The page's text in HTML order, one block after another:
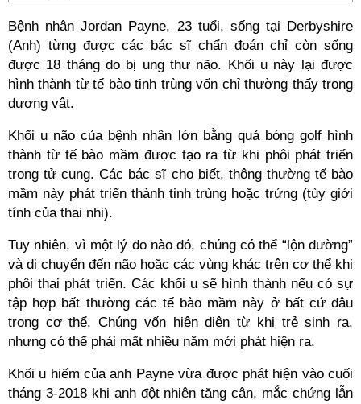
Bệnh nhân Jordan Payne, 23 tuổi, sống tại Derbyshire
(Anh) từng được các bác sĩ chẩn đoán chỉ còn sống
được 18 tháng do bị ung thư não. Khối u này lại được
hình thành từ tế bào tinh trùng vốn chỉ thường thấy trong
dương vật.
Khối u não của bệnh nhân lớn bằng quả bóng golf hình
thành từ tế bào mầm được tạo ra từ khi phôi phát triển
trong tử cung. Các bác sĩ cho biết, thông thường tế bào
mầm này phát triển thành tinh trùng hoặc trứng (tùy giới
tính của thai nhi).
Tuy nhiên, vì một lý do nào đó, chúng có thể “lộn đường”
và di chuyển đến não hoặc các vùng khác trên cơ thể khi
phôi thai phát triển. Các khối u sẽ hình thành nếu có sự
tập hợp bất thường các tế bào mầm này ở bất cứ đâu
trong cơ thể. Chúng vốn hiện diện từ khi trẻ sinh ra,
nhưng có thể phải mất nhiều năm mới phát hiện ra.
Khối u hiếm của anh Payne vừa được phát hiện vào cuối
tháng 3-2018 khi anh đột nhiên tăng cân, mắc chứng lẫn